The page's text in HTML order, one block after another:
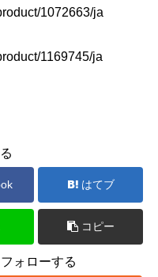
1072663/ja
1169745/ja
はてブ
コピー
ォローする